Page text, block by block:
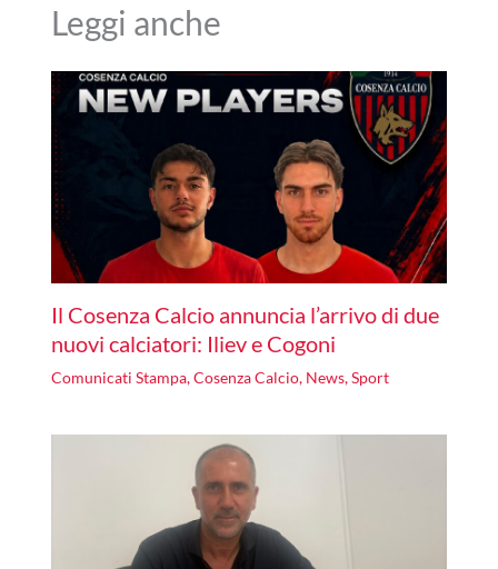
Leggi anche
Il Cosenza Calcio annuncia l’arrivo di due
nuovi calciatori: Iliev e Cogoni
Comunicati Stampa,Cosenza Calcio, News,Sport